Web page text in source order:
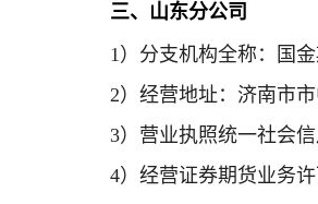
三、山东分公司
1） 分支机构全称 ：国
2）经营地址：济南市
3）营业执照统一社会
4）经营证券期货业务